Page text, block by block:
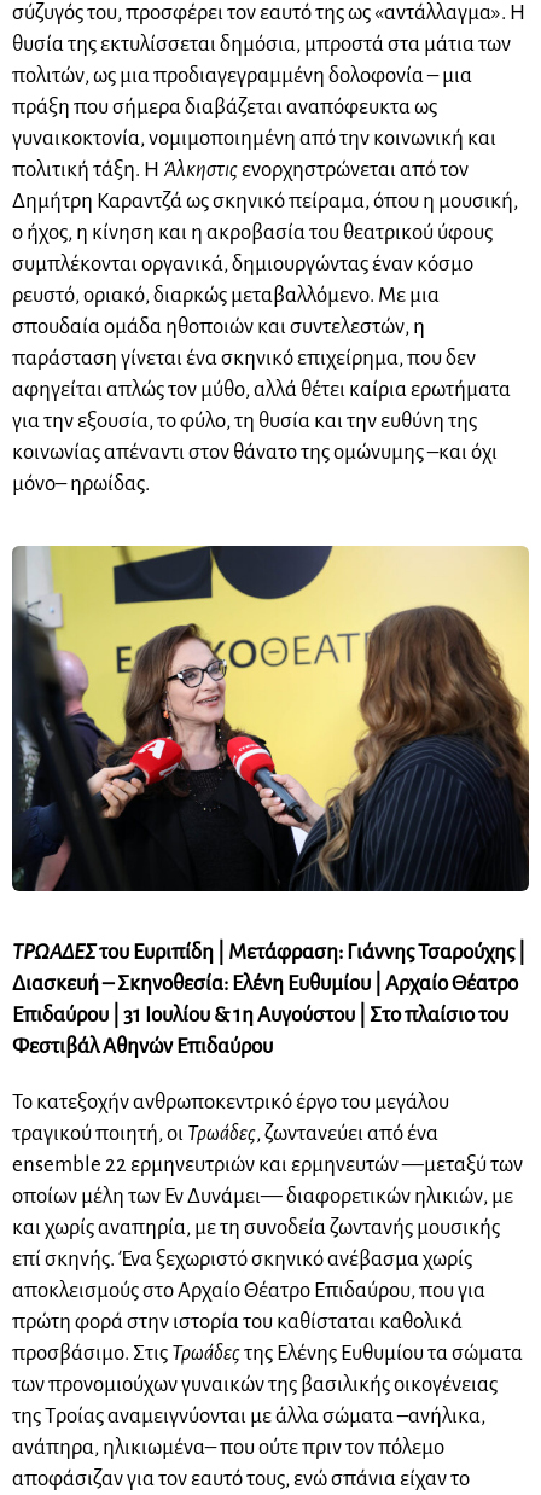
σύζυγός του, προσφέρει τον εαυτό της ως «αντάλλαγμα». Η
θυσία της εκτυλίσσεται δημόσια, μπροστά στα μάτια των
πολιτών, ως μια προδιαγεγραμμένη δολοφονία – μια
πράξη που σήμερα διαβάζεται αναπόφευκτα ως
γυναικοκτονία, νομιμοποιημένη από την κοινωνική και
πολιτική τάξη. Η Άλκηστιςενορχηστρώνεται από τον
Δημήτρη Καραντζά ως σκηνικό πείραμα, όπου η μουσική,
ο ήχος, η κίνηση και η ακροβασία του θεατρικού ύφους
συμπλέκονται οργανικά, δημιουργώντας έναν κόσμο
ρευστό, οριακό, διαρκώς μεταβαλλόμενο. Με μια
σπουδαία ομάδα ηθοποιών και συντελεστών, η
παράσταση γίνεται ένα σκηνικό επιχείρημα, που δεν
αφηγείται απλώς τον μύθο, αλλά θέτει καίρια ερωτήματα
για την εξουσία, το φύλο, τη θυσία και την ευθύνη της
κοινωνίας απέναντι στον θάνατο της ομώνυμης –και όχι
μόνο– ηρωίδας.
ΤΡΩΑΔΕΣτου Ευριπίδη | Μετάφραση: Γιάννης Τσαρούχης |
Διασκευή – Σκηνοθεσία: Ελένη Ευθυμίου | Αρχαίο Θέατρο
Επιδαύρου | 31 Ιουλίου & 1η Αυγούστου | Στο πλαίσιο του
Φεστιβάλ Αθηνών Επιδαύρου
Το κατεξοχήν ανθρωποκεντρικό έργο του μεγάλου
τραγικού ποιητή, οι Τρωάδες, ζωντανεύει από ένα
ensemble 22 ερμηνευτριών και ερμηνευτών —μεταξύ των
οποίων μέλη των Εν Δυνάμει— διαφορετικών ηλικιών, με
και χωρίς αναπηρία, με τη συνοδεία ζωντανής μουσικής
επί σκηνής. Ένα ξεχωριστό σκηνικό ανέβασμα χωρίς
αποκλεισμούς στο Αρχαίο Θέατρο Επιδαύρου, που για
πρώτη φορά στην ιστορία του καθίσταται καθολικά
προσβάσιμο. Στις Τρωάδεςτης Ελένης Ευθυμίου τα σώματα
των προνομιούχων γυναικών της βασιλικής οικογένειας
της Τροίας αναμειγνύονται με άλλα σώματα –ανήλικα,
ανάπηρα, ηλικιωμένα– που ούτε πριν τον πόλεμο
αποφάσιζαν για τον εαυτό τους, ενώ σπάνια είχαν το